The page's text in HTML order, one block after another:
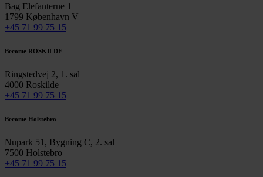
Bag Elefanterne 1
1799 København V
+45 71 99 75 15
Become ROSKILDE
Ringstedvej 2, 1. sal
4000 Roskilde
+45 71 99 75 15
Become Holstebro
Nupark 51, Bygning C, 2. sal
7500 Holstebro
+45 71 99 75 15